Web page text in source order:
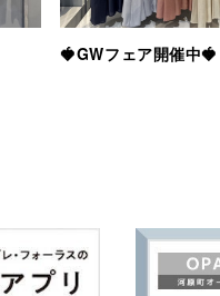
🍓GWフェア開催中🍓